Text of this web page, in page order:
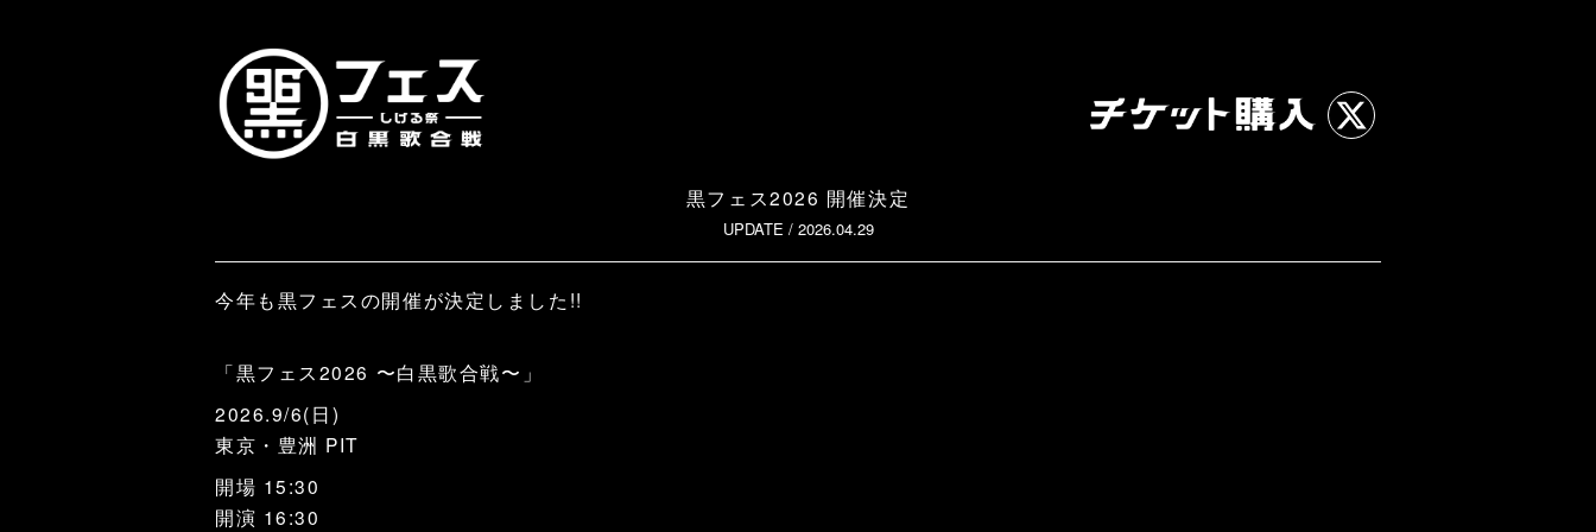
黒フェス2026 開催決定
UPDATE / 2026.04.29
今年も黒フェスの開催が決定しました!!
「黒フェス2026 〜白黒歌合戦〜」
2026.9/6(日)
東京・豊洲 PIT
開場 15:30
開演 16:30